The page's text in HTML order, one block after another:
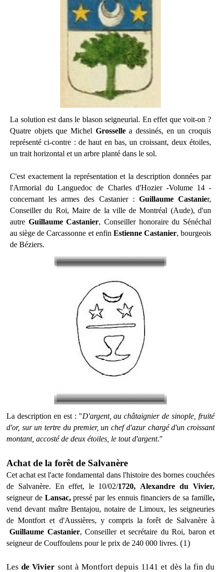
La solution est dans le blason seigneurial. En effet que voit-on ?
Quatre objets que Michel Grossellea dessinés, en un croquis
représenté ci-contre : de haut en bas, un croissant, deux étoiles,
un trait horizontal et un arbre planté dans le sol.
C'est exactement la représentation et la description données par
l'Armorial du Languedoc de Charles d'Hozier -Volume 14 -
concernant les armes des Castanier : Guillaume Castanier,
Conseiller du Roi, Maire de la ville de Montréal (Aude), d'un
autre Guillaume Castanier, Conseiller honoraire du Sénéchal
au siège de Carcassonne et enfin Estienne Castanier, bourgeois
de Béziers.
La description en est : "D'argent, au châtaignier de sinople, fruité
d'or, sur un tertre du premier, un chef d'azur chargé d'un croissant
montant, accosté de deux étoiles, le tout d'argent."
Achat de la forêt de Salvanère
Cet achat est l'acte fondamental dans l'histoire des bornes couchées
de Salvanère. En effet, le 10/02/1720, Alexandre du Vivier,
seigneur deLansac,pressé par les ennuis financiers de sa famille,
vend devant maître Bentajou, notaire de Limoux, les seigneuries
de Montfort et d'Aussières, y compris la forêt de Salvanère à
Guillaume Castanier, Conseiller et secrétaire du Roi, baron et
seigneur de Couffoulens pour le prix de 240 000 livres. (1)
Lesde Vivier sont à Montfort depuis 1141 et dès la fin du